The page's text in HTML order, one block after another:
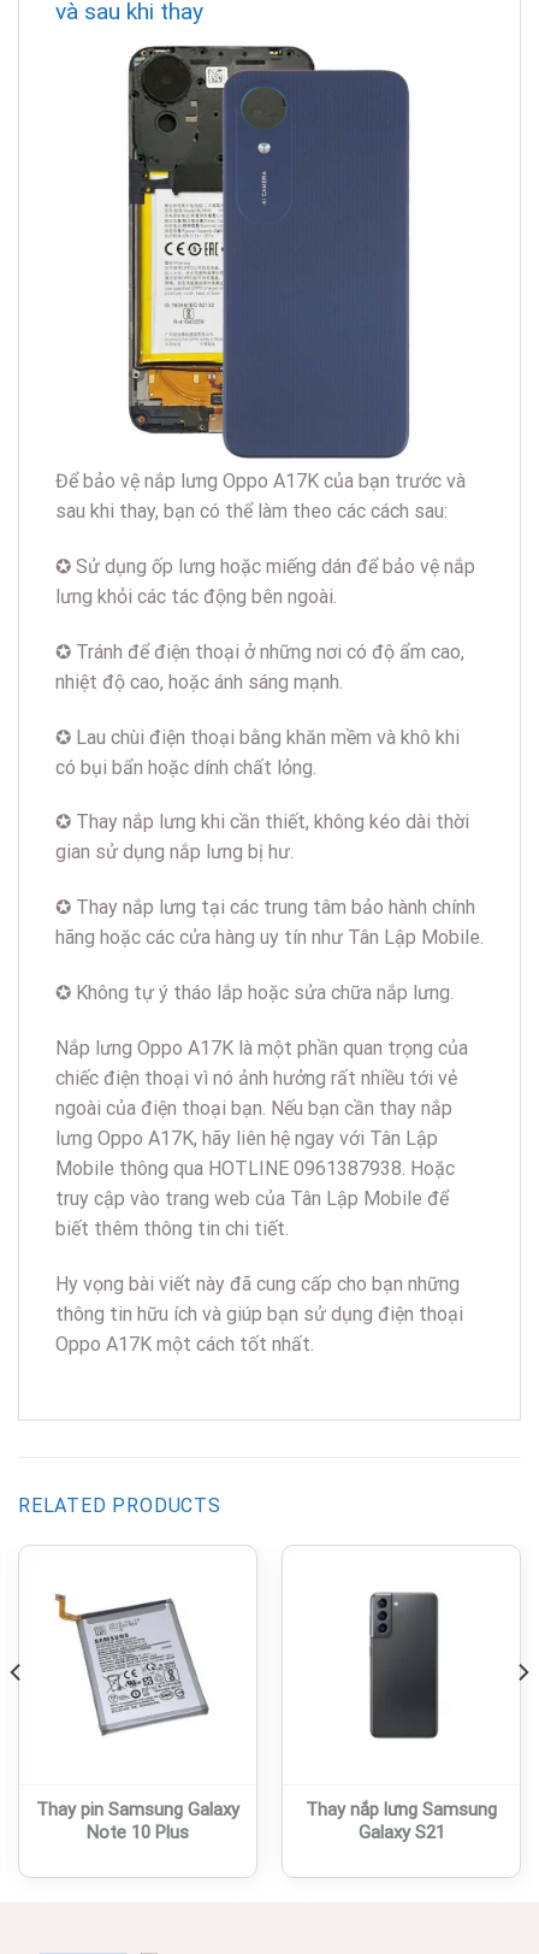
và sau khi thay
Để bảo vệ nắp lưng Oppo A17K của bạn trước và
sau khi thay, bạn có thể làm theo các cách sau:
✪ Sử dụng ốp lưng hoặc miếng dán để bảo vệ nắp
lưng khỏi các tác động bên ngoài.
✪ Tránh để điện thoại ở những nơi có độ ẩm cao,
nhiệt độ cao, hoặc ánh sáng mạnh.
✪ Lau chùi điện thoại bằng khăn mềm và khô khi
có bụi bẩn hoặc dính chất lỏng.
✪ Thay nắp lưng khi cần thiết, không kéo dài thời
gian sử dụng nắp lưng bị hư.
✪ Thay nắp lưng tại các trung tâm bảo hành chính
hãng hoặc các cửa hàng uy tín như Tân Lập Mobile.
✪ Không tự ý tháo lắp hoặc sửa chữa nắp lưng.
Nắp lưng Oppo A17K là một phần quan trọng của
chiếc điện thoại vì nó ảnh hưởng rất nhiều tới vẻ
ngoài của điện thoại bạn. Nếu bạn cần thay nắp
lưng Oppo A17K, hãy liên hệ ngay với Tân Lập
Mobile thông qua HOTLINE 0961387938. Hoặc
truy cập vào trang web của Tân Lập Mobile để
biết thêm thông tin chi tiết.
Hy vọng bài viết này đã cung cấp cho bạn những
thông tin hữu ích và giúp bạn sử dụng điện thoại
Oppo A17K một cách tốt nhất.
RELATED PRODUCTS
Thay pin Samsung Galaxy
Note 10 Plus
Thay nắp lưng Samsung
Galaxy S21